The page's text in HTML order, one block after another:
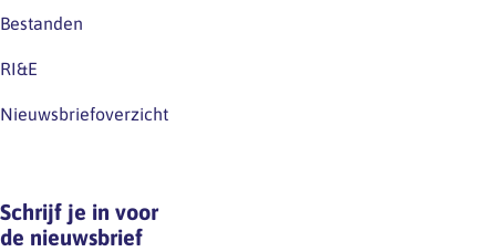
Bestanden
RI&E
Nieuwsbriefoverzicht
Schrijf je in voor
de nieuwsbrief